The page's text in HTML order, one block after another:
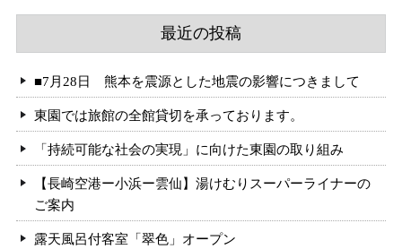
最近の投稿
■7月28日 熊本を震源とした地震の影響につきまして
東園では旅館の全館貸切を承っております。
「持続可能な社会の実現」に向けた東園の取り組み
【長崎空港ー小浜ー雲仙】湯けむりスーパーライナーの
ご案内
露天風呂付客室「翠色」オープン